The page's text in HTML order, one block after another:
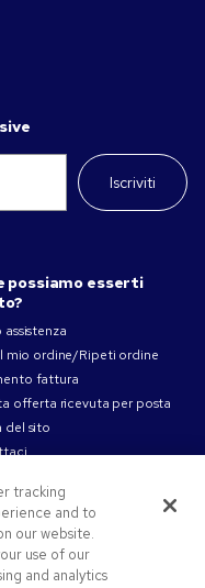
Iscriviti
possiamo esserti
assistenza
mio ordine/Ripeti ordine
fattura
offerta ricevuta per posta
del sito
tracking
and to
our website.
use of our
and analytics